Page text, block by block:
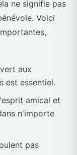
ne signifie pas
Voici
aux
est essentiel.
amical et
n'importe
pas